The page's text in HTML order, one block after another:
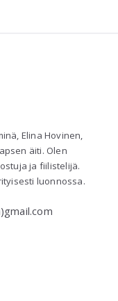
Elina Hovinen,
äiti. Olen
ja fiilistelijä.
luonnossa.